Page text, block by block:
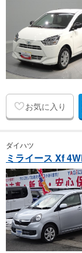
お気に入り
ダイハツ
ミライース Xf